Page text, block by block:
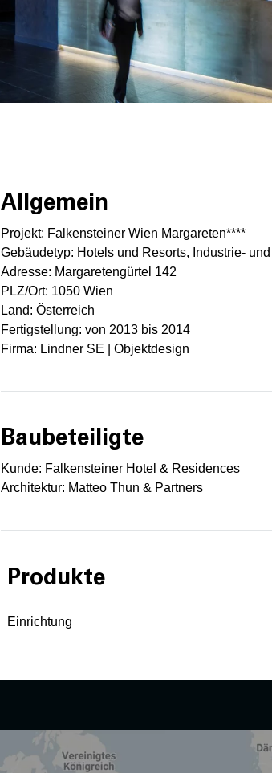
Allgemein
Projekt: Falkensteiner Wien Margareten****
Gebäudetyp: Hotels und Resorts, Industrie-
Adresse: Margaretengürtel 142
PLZ/Ort: 1050 Wien
Land: Österreich
Fertigstellung: von 2013 bis 2014
Firma: Lindner SE | Objektdesign
Baubeteiligte
Kunde: Falkensteiner Hotel & Residences
Architektur: Matteo Thun & Partners
Produkte
Einrichtung